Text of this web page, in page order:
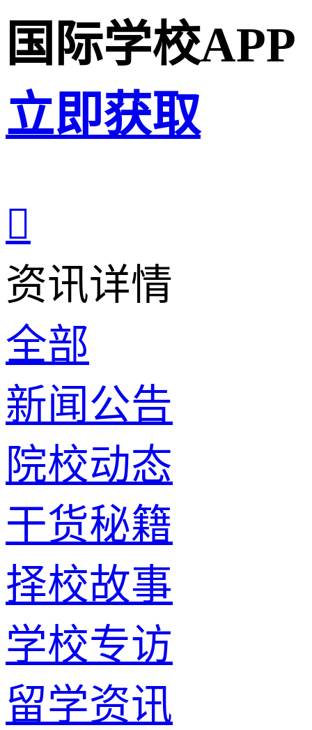
国际学校APP
立即获取

资讯详情
全部
新闻公告
院校动态
干货秘籍
择校故事
学校专访
留学资讯